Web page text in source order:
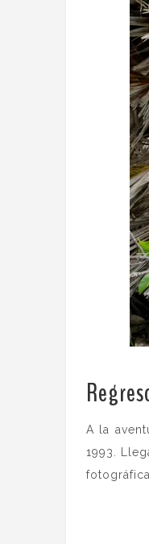
A la
1993.